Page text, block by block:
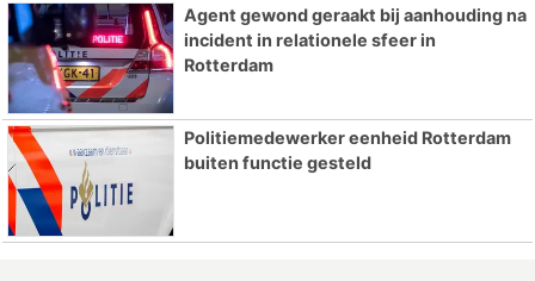
Agent gewond geraakt bij aanhouding na
incident in relationele sfeer in
Rotterdam
Politiemedewerker eenheid Rotterdam
buiten functie gesteld